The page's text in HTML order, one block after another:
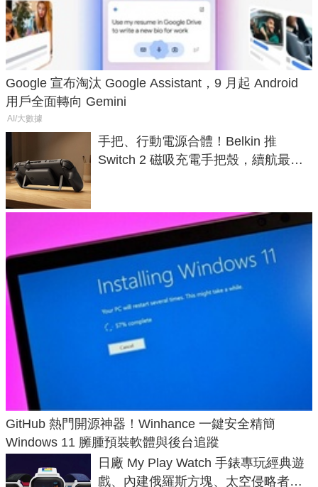
Google 宣布淘汰 Google Assistant，9 月起 Android
用戶全面轉向 Gemini
AI/大數據
手把、行動電源合體！Belkin 推
Switch 2 磁吸充電手把殼，續航最高
GitHub 熱門開源神器！Winhance 一鍵安全精簡
Windows 11 臃腫預裝軟體與後台追蹤
日廠 My Play Watch 手錶專玩經典遊
戲、內建俄羅斯方塊、太空侵略者，